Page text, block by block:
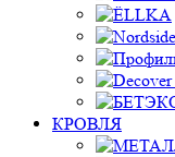
КРОВЛЯ